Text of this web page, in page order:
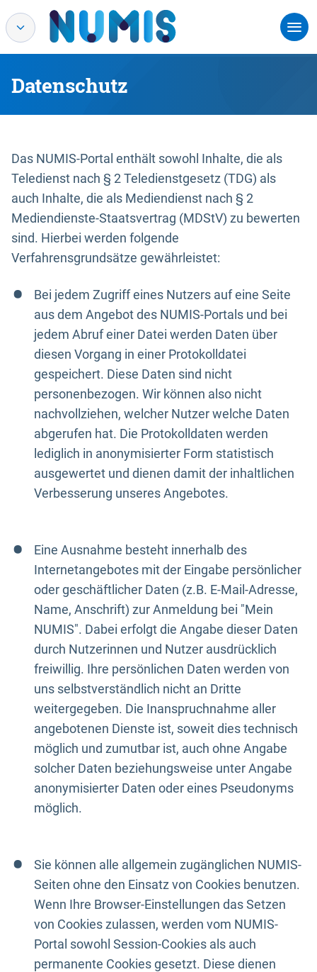
Datenschutz
Das NUMIS-Portal enthält sowohl Inhalte, die als
Teledienst nach § 2 Teledienstgesetz (TDG) als
auch Inhalte, die als Mediendienst nach § 2
Mediendienste-Staatsvertrag (MDStV) zu bewerten
sind. Hierbei werden folgende
Verfahrensgrundsätze gewährleistet:
Bei jedem Zugriff eines Nutzers auf eine Seite
aus dem Angebot des NUMIS-Portals und bei
jedem Abruf einer Datei werden Daten über
diesen Vorgang in einer Protokolldatei
gespeichert. Diese Daten sind nicht
personenbezogen. Wir können also nicht
nachvollziehen, welcher Nutzer welche Daten
abgerufen hat. Die Protokolldaten werden
lediglich in anonymisierter Form statistisch
ausgewertet und dienen damit der inhaltlichen
Verbesserung unseres Angebotes.
Eine Ausnahme besteht innerhalb des
Internetangebotes mit der Eingabe persönlicher
oder geschäftlicher Daten (z.B. E-Mail-Adresse,
Name, Anschrift) zur Anmeldung bei "Mein
NUMIS". Dabei erfolgt die Angabe dieser Daten
durch Nutzerinnen und Nutzer ausdrücklich
freiwillig. Ihre persönlichen Daten werden von
uns selbstverständlich nicht an Dritte
weitergegeben. Die Inanspruchnahme aller
angebotenen Dienste ist, soweit dies technisch
möglich und zumutbar ist, auch ohne Angabe
solcher Daten beziehungsweise unter Angabe
anonymisierter Daten oder eines Pseudonyms
möglich.
Sie können alle allgemein zugänglichen NUMIS-
Seiten ohne den Einsatz von Cookies benutzen.
Wenn Ihre Browser-Einstellungen das Setzen
von Cookies zulassen, werden vom NUMIS-
Portal sowohl Session-Cookies als auch
permanente Cookies gesetzt. Diese dienen